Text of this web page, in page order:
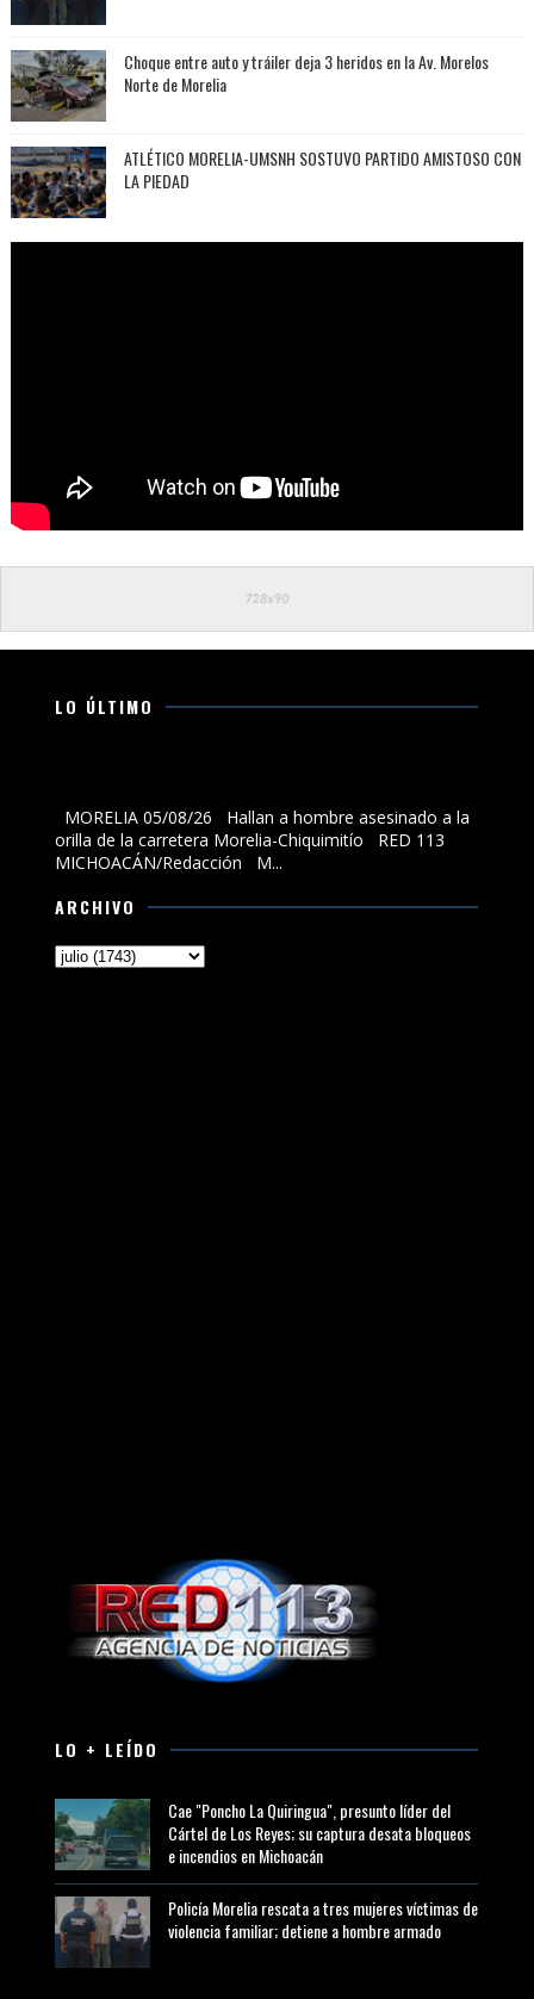
Choque entre auto y tráiler deja 3 heridos en la Av. Morelos
Norte de Morelia
ATLÉTICO MORELIA-UMSNH SOSTUVO PARTIDO AMISTOSO CON
LA PIEDAD
LO ÚLTIMO
MORELIA 05/08/26 Hallan a hombre asesinado a la
orilla de la carretera Morelia-Chiquimitío RED 113
MICHOACÁN/Redacción M...
ARCHIVO
LO + LEÍDO
Cae "Poncho La Quiringua", presunto líder del
Cártel de Los Reyes; su captura desata bloqueos
e incendios en Michoacán
Policía Morelia rescata a tres mujeres víctimas de
violencia familiar; detiene a hombre armado